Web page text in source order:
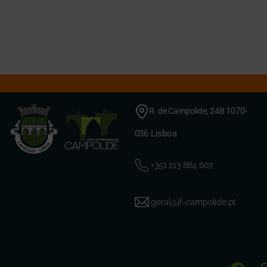
R. de Campolide, 24B 1070-
036 Lisboa
+351 213 884 607
geral@jf-campolide.pt